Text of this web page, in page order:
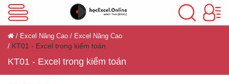
VBA Excel
Excel Cơ Bản
Excel Nâng Cao Excel Nâng Cao
KT01 - Excel trong kiểm toán
KT01 - Excel trong kiểm toán